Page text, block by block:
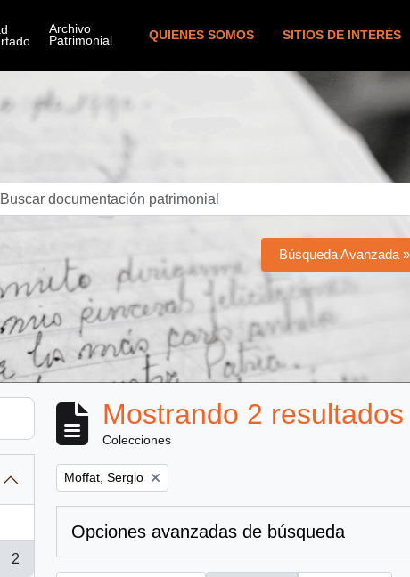
QUIENES SOMOS SITIOS DE INTERÉS
Búsqueda Avanzada »
2
Mostrando 2 resultados
Colecciones
Remove filter:
Moffat, Sergio
Opciones avanzadas de búsqueda